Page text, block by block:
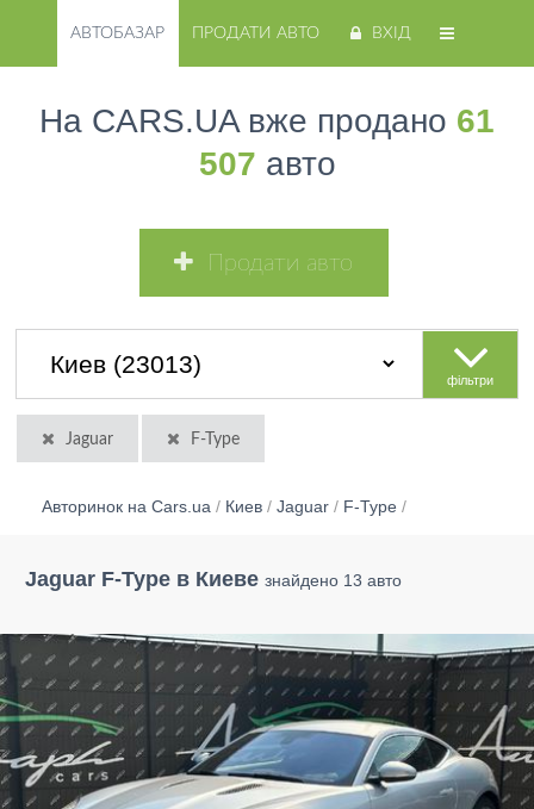
АВТОБАЗАР ПРОДАТИ АВТО ВХІД
На CARS.UA вже продано 61
507 авто
Продати авто
фільтри
Jaguar F-Type
Авторинок на Cars.ua / Киев / Jaguar / F-Type /
Jaguar F-Type в Киеве знайдено 13 авто